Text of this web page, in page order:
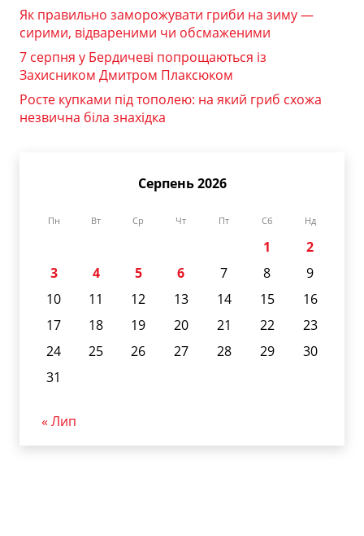
Як правильно заморожувати гриби на зиму —
сирими, відвареними чи обсмаженими
7 серпня у Бердичеві попрощаються із
Захисником Дмитром Плаксюком
Росте купками під тополею: на який гриб схожа
незвична біла знахідка
Серпень 2026
Пн Вт Ср Чт Пт Сб Нд
1
2
3
4 5 6 7 8
9
10
11 12 13 14 15
16
17
18 19 20 21 22
23
24
25 26 27 28 29
30
31
« Лип